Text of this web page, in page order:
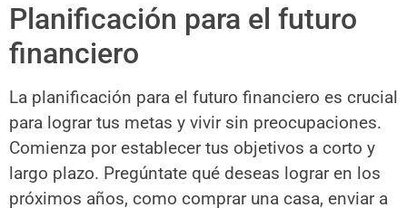
Planificación para el futuro
financiero
La planificación para el futuro financiero es crucial
para lograr tus metas y vivir sin preocupaciones.
Comienza por establecer tus objetivos a corto y
largo plazo. Pregúntate qué deseas lograr en los
próximos años, como comprar una casa, enviar a